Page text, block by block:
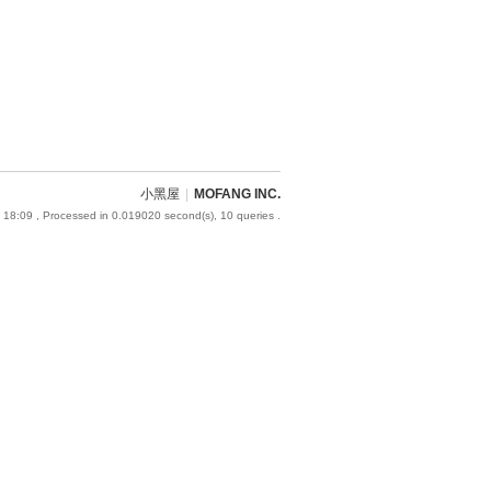
小黑屋 MOFANG INC.
18:09 , Processed in 0.019020 second(s), 10 queries .